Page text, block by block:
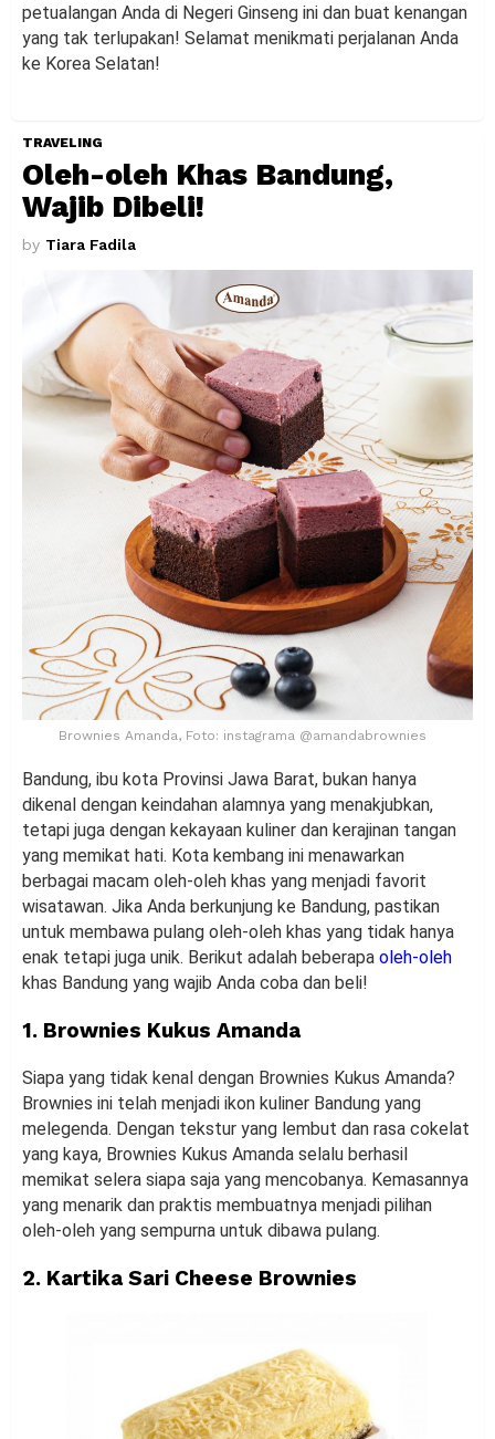
petualangan Anda di Negeri Ginseng ini dan buat kenangan
yang tak terlupakan! Selamat menikmati perjalanan Anda
ke Korea Selatan!
TRAVELING
Oleh-oleh Khas Bandung,
Wajib Dibeli!
by Tiara Fadila
Brownies Amanda, Foto: instagrama @amandabrownies
Bandung, ibu kota Provinsi Jawa Barat, bukan hanya
dikenal dengan keindahan alamnya yang menakjubkan,
tetapi juga dengan kekayaan kuliner dan kerajinan tangan
yang memikat hati. Kota kembang ini menawarkan
berbagai macam oleh-oleh khas yang menjadi favorit
wisatawan. Jika Anda berkunjung ke Bandung, pastikan
untuk membawa pulang oleh-oleh khas yang tidak hanya
enak tetapi juga unik. Berikut adalah beberapa oleh-oleh
khas Bandung yang wajib Anda coba dan beli!
1. Brownies Kukus Amanda
Siapa yang tidak kenal dengan Brownies Kukus Amanda?
Brownies ini telah menjadi ikon kuliner Bandung yang
melegenda. Dengan tekstur yang lembut dan rasa cokelat
yang kaya, Brownies Kukus Amanda selalu berhasil
memikat selera siapa saja yang mencobanya. Kemasannya
yang menarik dan praktis membuatnya menjadi pilihan
oleh-oleh yang sempurna untuk dibawa pulang.
2. Kartika Sari Cheese Brownies